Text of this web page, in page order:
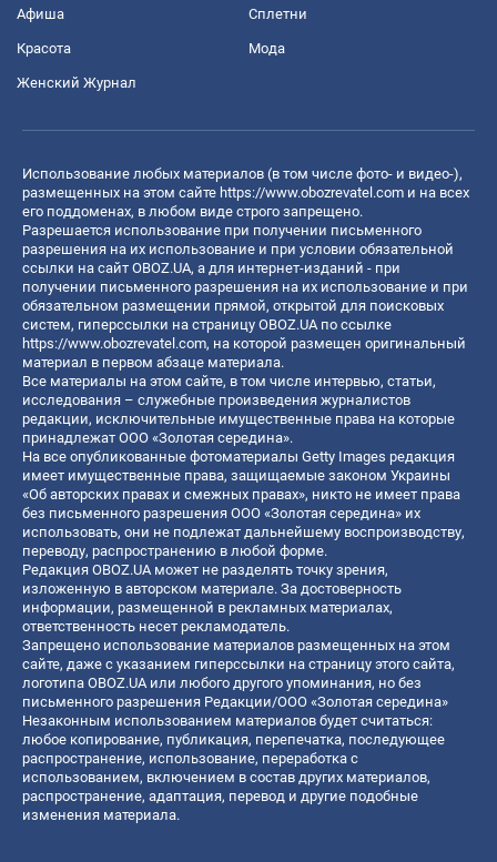
Афиша Сплетни
Красота Мода
Женский Журнал
Использование любых материалов (в том числе фото- и видео-),
размещенных на этом сайте https://www.obozrevatel.com и на всех
его поддоменах, в любом виде строго запрещено.
Разрешается использование при получении письменного
разрешения на их использование и при условии обязательной
ссылки на сайт OBOZ.UA, а для интернет-изданий - при
получении письменного разрешения на их использование и при
обязательном размещении прямой, открытой для поисковых
систем, гиперссылки на страницу OBOZ.UA по ссылке
https://www.obozrevatel.com, на которой размещен оригинальный
материал в первом абзаце материала.
Все материалы на этом сайте, в том числе интервью, статьи,
исследования – служебные произведения журналистов
редакции, исключительные имущественные права на которые
принадлежат ООО «Золотая середина».
На все опубликованные фотоматериалы Getty Images редакция
имеет имущественные права, защищаемые законом Украины
«Об авторских правах и смежных правах», никто не имеет права
без письменного разрешения ООО «Золотая середина» их
использовать, они не подлежат дальнейшему воспроизводству,
переводу, распространению в любой форме.
Редакция OBOZ.UA может не разделять точку зрения,
изложенную в авторском материале. За достоверность
информации, размещенной в рекламных материалах,
ответственность несет рекламодатель.
Запрещено использование материалов размещенных на этом
сайте, даже с указанием гиперссылки на страницу этого сайта,
логотипа OBOZ.UA или любого другого упоминания, но без
письменного разрешения Редакции/ООО «Золотая середина»
Незаконным использованием материалов будет считаться:
любое копирование, публикация, перепечатка, последующее
распространение, использование, переработка с
использованием, включением в состав других материалов,
распространение, адаптация, перевод и другие подобные
изменения материала.